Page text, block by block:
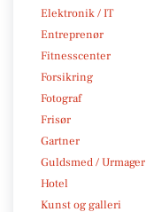
Elektronik / IT
Entreprenør
Fitnesscenter
Forsikring
Fotograf
Frisør
Gartner
Guldsmed / Urmager
Hotel
Kunst og galleri